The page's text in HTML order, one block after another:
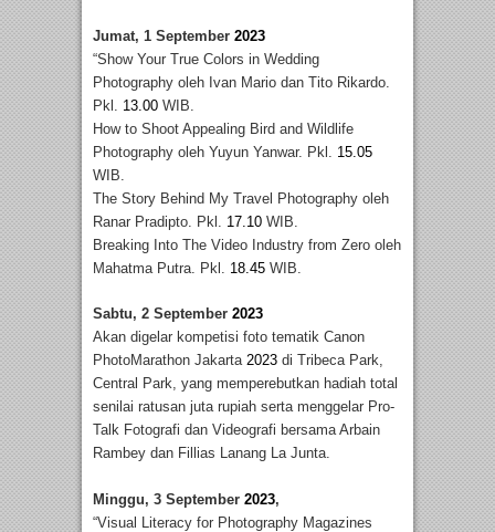
Jumat, 1 September 2023
“Show Your True Colors in Wedding
Photography oleh Ivan Mario dan Tito Rikardo.
Pkl. 13.00 WIB.
How to Shoot Appealing Bird and Wildlife
Photography oleh Yuyun Yanwar. Pkl. 15.05
WIB.
The Story Behind My Travel Photography oleh
Ranar Pradipto. Pkl. 17.10 WIB.
Breaking Into The Video Industry from Zero oleh
Mahatma Putra. Pkl. 18.45 WIB.
Sabtu, 2 September 2023
Akan digelar kompetisi foto tematik Canon
PhotoMarathon Jakarta 2023 di Tribeca Park,
Central Park, yang memperebutkan hadiah total
senilai ratusan juta rupiah serta menggelar Pro-
Talk Fotografi dan Videografi bersama Arbain
Rambey dan Fillias Lanang La Junta.
Minggu, 3 September 2023,
“Visual Literacy for Photography Magazines